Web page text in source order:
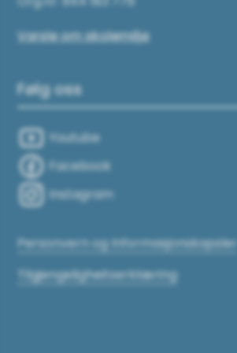
Varsle om skolemiljø
Følg oss
Youtube
Facebook
Instagram
Personvern og Informasjonskapsler
Tilgjengeligheitserklæring